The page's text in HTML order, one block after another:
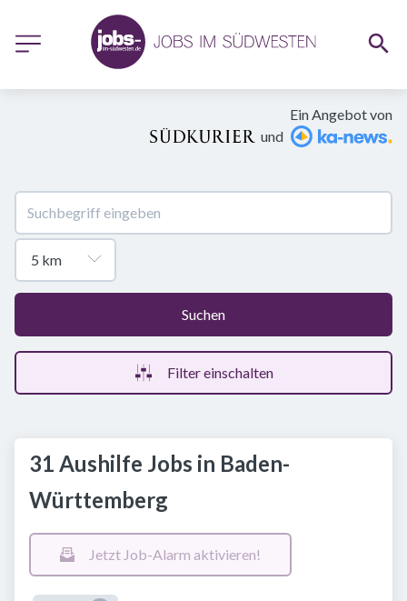
Ein Angebot von
und
Suchen
Filter einschalten
31 Aushilfe Jobs in Baden-
Württemberg
Jetzt Job-Alarm aktivieren!